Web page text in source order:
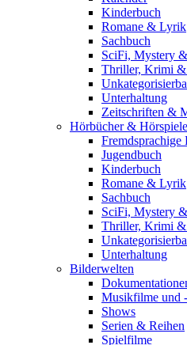
Kinderbuch
Romane & Lyrik
Sachbuch
SciFi, Mystery
Thriller, Krimi
Unterhaltung
Zeitschriften &
Hörbücher & Hörspiele
Fremdsprachige
Jugendbuch
Kinderbuch
Romane & Lyrik
Sachbuch
SciFi, Mystery
Thriller, Krimi
Unterhaltung
Bilderwelten
Musikfilme und
Shows
Serien & Reihen
Spielfilme